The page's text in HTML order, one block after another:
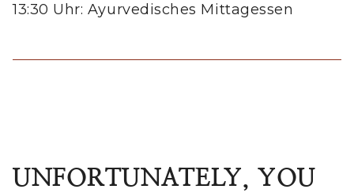
13:30 Uhr: Ayurvedisches Mittagessen
UNFORTUNATELY, YOU